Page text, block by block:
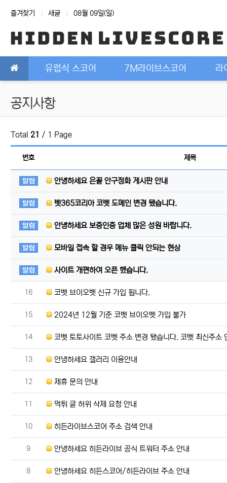
상단 네비
즐겨찾기 새글 08월 09일(일)
메인 메뉴유럽식 스코어 7M라이브스코어 라
공지사항
Total 21 / 1 Page
번호 제목
공지사항안녕하세요 은꼴 안구정화 게시판 안내
공지사항벳365코리아 코벳 도메인 변경 됐습니다.
공지사항안녕하세요 보증인증 업체 많은 성원 바랍니다.
공지사항모바일 접속 할 경우 메뉴 클릭 안되는 현상
공지사항사이트 개편하여 오픈 했습니다.
번호
16 코벳 브이오벳 신규 가입 됩니다.
번호
15 2024년 12월 기준 코벳 브이오벳 가입 불가
번호
14 코벳 토토사이트 코벳 주소 변경 됐습니다. 코벳 최신주소
번호
13 안녕하세요 갤러리 이용안내
번호
12 제휴 문의 안내
번호
11 먹튀 글 허위 삭제 요청 안내
번호
10 히든라이브스코어 주소 검색 안내
번호
9 안녕하세요 히든라이브 공식 트워터 주소 안내
번호
8 안녕하세요 히든스코어/히든라이브 주소 안내